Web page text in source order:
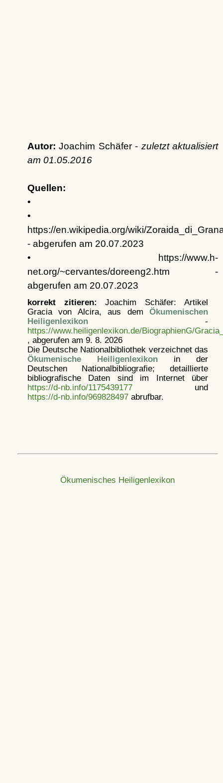
Autor: Joachim Schäfer - zuletzt aktualisiert
am 01.05.2016
Quellen:
•
•
https://en.wikipedia.org/wiki/
- abgerufen am 20.07.2023
• https://www.h-
net.org/~cervantes/doreeng2.htm -
abgerufen am 20.07.2023
korrekt zitieren: Joachim Schäfer: Artikel
Gracia von Alcira, aus dem Ökumenischen
Heiligenlexikon-
https://www.heiligenlexikon.de/BiographienG/
, abgerufen am 9. 8. 2026
Die Deutsche Nationalbibliothek verzeichnet das
Ökumenische Heiligenlexikonin der
Deutschen Nationalbibliografie; detaillierte
bibliografische Daten sind im Internet über
https://d-nb.info/1175439177und
https://d-nb.info/969828497abrufbar.
Ökumenisches Heiligenlexikon